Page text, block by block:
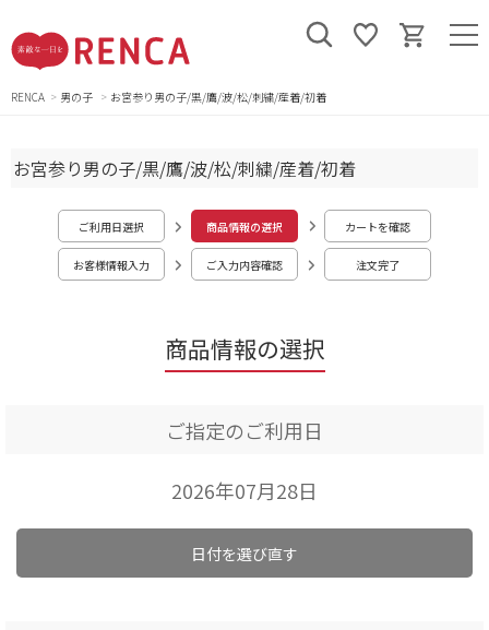
RENCA 男の子 お宮参り男の子/黒/鷹/波/松/刺繍/産着/初着
商品情報の選択
お宮参り男の子/黒/鷹/波/松/刺繍/産着/初着
ご利用日選択 商品情報の選択 カートを確認
お客様情報入力 ご入力内容確認 注文完了
ご指定のご利用日
2026年07月28日
日付を選び直す